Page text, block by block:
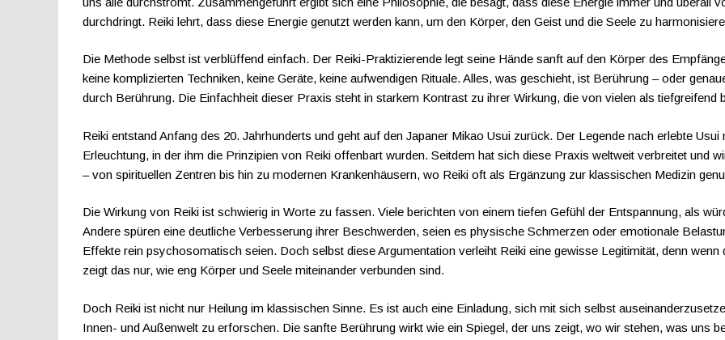
durchdringt. Reiki lehrt, dass diese Energie genutzt werden kann, um den Körper, den Geist und die Seele zu
Die Methode selbst ist verblüffend einfach. Der Reiki-Praktizierende legt seine Hände sanft auf den Körper des
keine komplizierten Techniken, keine Geräte, keine aufwendigen Rituale. Alles, was geschieht, ist Berührung – oder
durch Berührung. Die Einfachheit dieser Praxis steht in starkem Kontrast zu ihrer Wirkung, die von vielen als tiefgreifend
Reiki entstand Anfang des 20. Jahrhunderts und geht auf den Japaner Mikao Usui zurück. Der Legende nach erlebte
Erleuchtung, in der ihm die Prinzipien von Reiki offenbart wurden. Seitdem hat sich diese Praxis weltweit verbreitet und
– von spirituellen Zentren bis hin zu modernen Krankenhäusern, wo Reiki oft als Ergänzung zur klassischen Medizin
Die Wirkung von Reiki ist schwierig in Worte zu fassen. Viele berichten von einem tiefen Gefühl der Entspannung, als
Andere spüren eine deutliche Verbesserung ihrer Beschwerden, seien es physische Schmerzen oder emotionale
Effekte rein psychosomatisch seien. Doch selbst diese Argumentation verleiht Reiki eine gewisse Legitimität, denn
zeigt das nur, wie eng Körper und Seele miteinander verbunden sind.
Doch Reiki ist nicht nur Heilung im klassischen Sinne. Es ist auch eine Einladung, sich mit sich selbst
Innen- und Außenwelt zu erforschen. Die sanfte Berührung wirkt wie ein Spiegel, der uns zeigt, wo wir stehen, was uns